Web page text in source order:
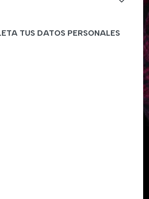
TUS DATOS PERSONALES